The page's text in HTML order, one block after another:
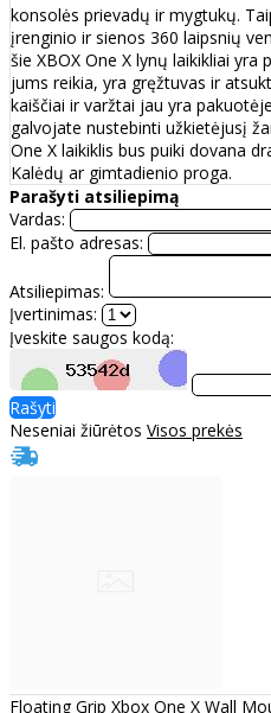
konsolės prievadų ir mygtukų.
įrenginio ir sienos 360 laipsnių
šie XBOX One X lynų laikikliai
jums reikia, yra gręžtuvas ir
kaiščiai ir varžtai jau yra
galvojate nustebinti užkietėjusį
One X laikiklis bus puiki dovana
Kalėdų ar gimtadienio proga.
Parašyti atsiliepimą
Vardas:
El. pašto adresas:
Atsiliepimas:
Įvertinimas:
Įveskite saugos kodą:
Rašyti
Neseniai žiūrėtos Visos prekės
Floating Grip Xbox One X Wall